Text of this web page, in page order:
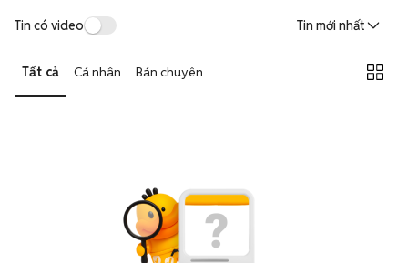
Tin có video Tin mới nhất
Tất cả Cá nhân Bán chuyên